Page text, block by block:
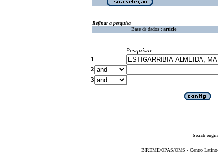
Refinar a pesquisa
Base de dados : article
Pesquisar
1
2
3
Search
BIREME/OPAS/OMS - Centro Latino-